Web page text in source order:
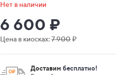
Нет в наличии
6 600 ₽
Цена в киосках:7 900₽
Доставим бесплатно!